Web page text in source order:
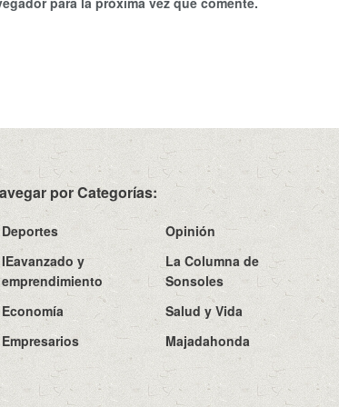
por Categorías:
Deportes
Opinión
IEavanzado y
emprendimiento
La Columna de
Sonsoles
Economía
Salud y Vida
Empresarios
Majadahonda